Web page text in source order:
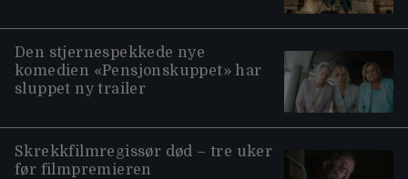
Den stjernespekkede nye
komedien «Pensjonskuppet» har
sluppet ny trailer
Skrekkfilmregissør død – tre uker
før filmpremieren